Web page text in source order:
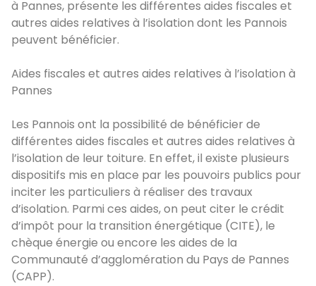
à Pannes, présente les différentes aides fiscales et
autres aides relatives à l’isolation dont les Pannois
peuvent bénéficier.
Aides fiscales et autres aides relatives à l’isolation à
Pannes
Les Pannois ont la possibilité de bénéficier de
différentes aides fiscales et autres aides relatives à
l’isolation de leur toiture. En effet, il existe plusieurs
dispositifs mis en place par les pouvoirs publics pour
inciter les particuliers à réaliser des travaux
d’isolation. Parmi ces aides, on peut citer le crédit
d’impôt pour la transition énergétique (CITE), le
chèque énergie ou encore les aides de la
Communauté d’agglomération du Pays de Pannes
(CAPP).